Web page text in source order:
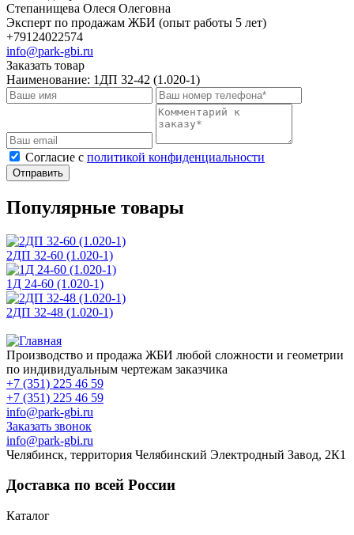
Степанищева Олеся Олеговна
Эксперт по продажам ЖБИ (опыт работы 5 лет)
+79124022574
info@park-gbi.ru
Заказать товар
Наименование: 1ДП 32-42 (1.020-1)
Cогласие с политикой конфиденциальности
Отправить
Популярные товары
2ДП 32-60 (1.020-1)
1Д 24-60 (1.020-1)
2ДП 32-48 (1.020-1)
Производство и продажа ЖБИ любой сложности и геометрии
по индивидуальным чертежам заказчика
+7 (351) 225 46 59
+7 (351) 225 46 59
info@park-gbi.ru
Заказать звонок
info@park-gbi.ru
Челябинск, территория Челябинский Электродный Завод, 2К1
Доставка по всей России
Каталог